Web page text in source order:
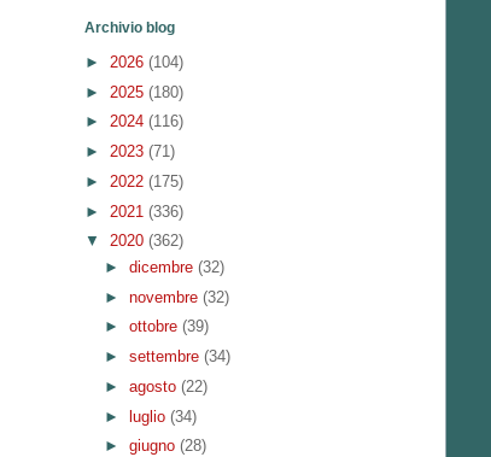
Archivio blog
► 2026 (104)
► 2025 (180)
► 2024 (116)
► 2023 (71)
► 2022 (175)
► 2021 (336)
▼ 2020 (362)
► dicembre (32)
► novembre (32)
► ottobre (39)
► settembre (34)
► agosto (22)
► luglio (34)
► giugno (28)